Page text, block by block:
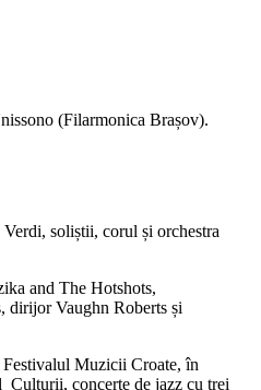
(Filarmonica Brașov).
soliștii, corul și orchestra
and The Hotshots,
dirijor Vaughn Roberts și
Festivalul Muzicii Croate, în
Culturii, concerte de jazz cu trei